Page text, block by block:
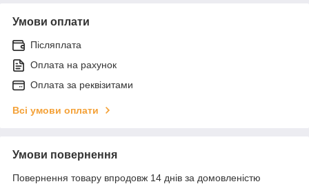
Умови оплати
Післяплата
Оплата на рахунок
Оплата за реквізитами
Всі умови оплати
Умови повернення
Повернення товару впродовж 14 днів за домовленістю